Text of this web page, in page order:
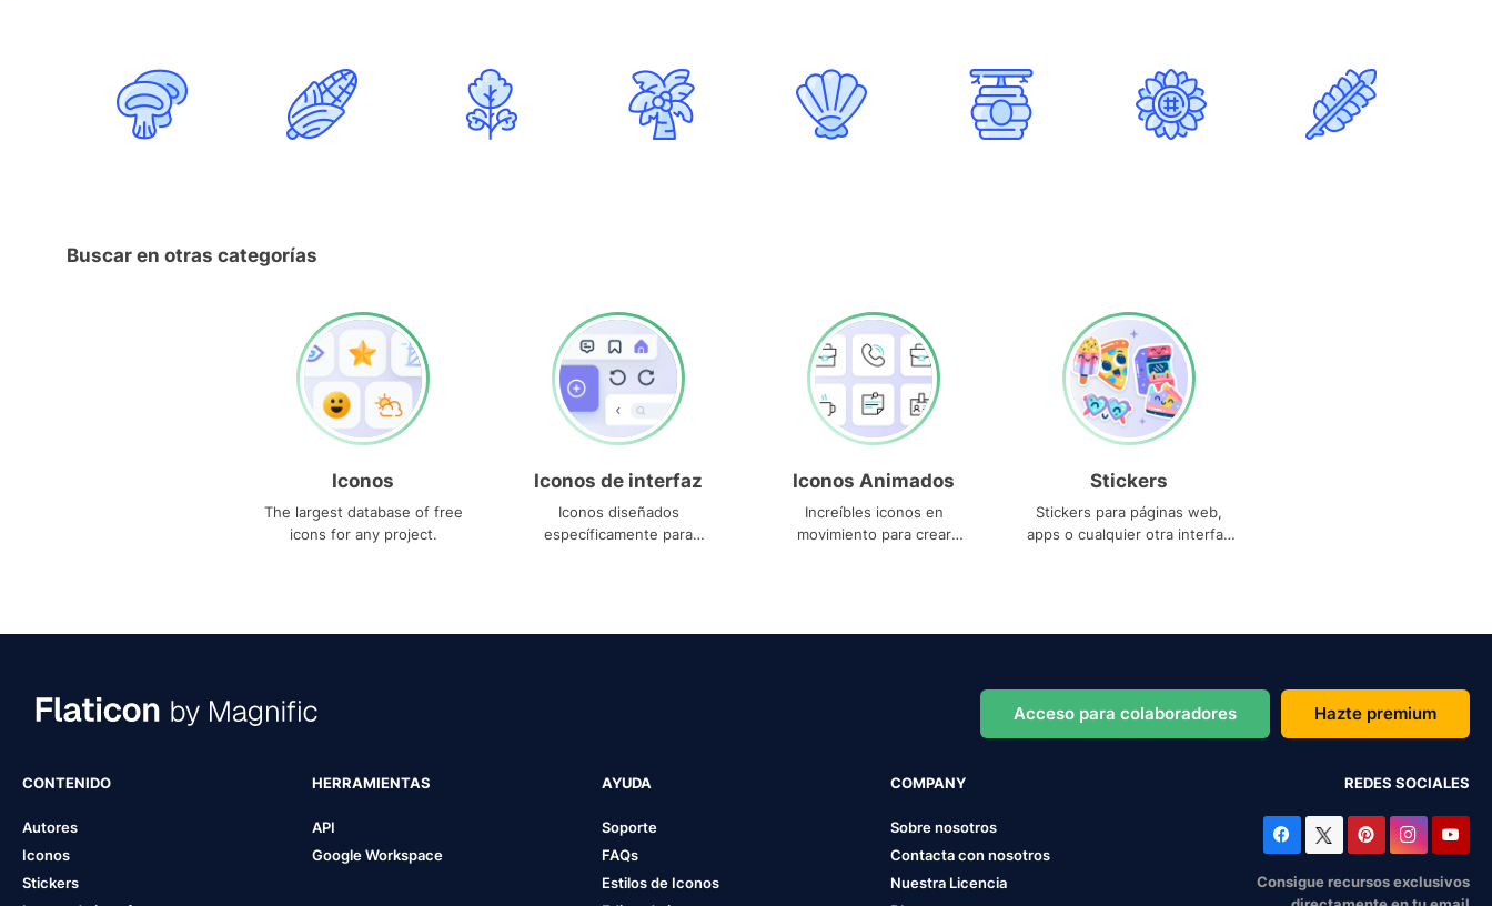
Buscar en otras categorías
Iconos
The largest database of free
icons for any project.
Iconos de interfaz
Iconos diseñados
específicamente para
Iconos Animados
Increíbles iconos en
movimiento para crear
Stickers
Stickers para páginas web,
apps o cualquier otra interfaz
Acceso para colaboradores Hazte premium
CONTENIDO
Autores
Iconos
Stickers
HERRAMIENTAS
API
Google Workspace
AYUDA
Soporte
FAQs
Estilos de Iconos
COMPANY
Sobre nosotros
Contacta con nosotros
Nuestra Licencia
REDES SOCIALES
Consigue recursos exclusivos